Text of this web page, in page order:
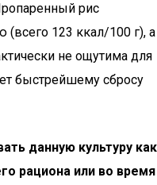
рис
(всего 123 ккал/100 г), а
не ощутима для
быстрейшему сбросу
данную культуру как
рациона или во время